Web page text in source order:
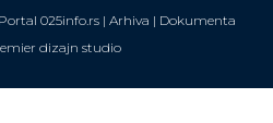
025info.rs | Arhiva | Dokumenta
dizajn studio